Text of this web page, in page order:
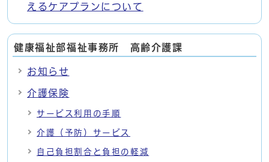
えるケアプランについて
健康福祉部福祉事務所 高齢介護課
お知らせ
介護保険
サービス利用の手順
介護（予防）サービス
自己負担割合と負担の軽減